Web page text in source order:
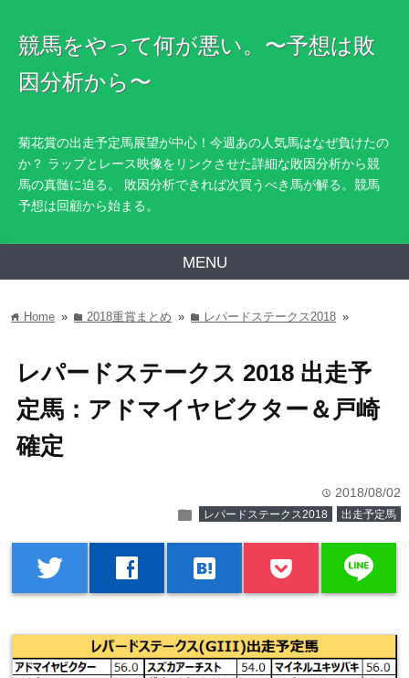
競馬をやって何が悪い。〜予想は敗
因分析から〜
菊花賞の出走予定馬展望が中心！今週あの人気馬はなぜ負けたの
か？ ラップとレース映像をリンクさせた詳細な敗因分析から競
馬の真髄に迫る。 敗因分析できれば次買うべき馬が解る。競馬
予想は回顧から始まる。
MENU
home Home » folder2018重賞まとめ » folder レパードステークス2018 »
レパードステークス 2018 出走予
定馬：アドマイヤビクター＆戸崎
確定
time 2018/08/02
folder レパードステークス2018 出走予定馬
twitter facebook hatenabookmark line